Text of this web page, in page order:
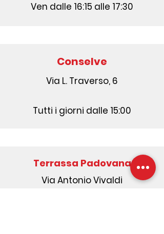
Ven dalle 16:15 alle 17:30
Conselve
Via L. Traverso, 6
Tutti i giorni dalle 15:00
Terrassa Padovana
Via Antonio Vivaldi